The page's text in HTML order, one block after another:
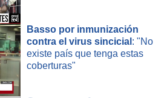
Basso por inmunización
contra el virus sincicial : "No
existe país que tenga estas
coberturas"